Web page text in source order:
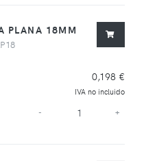
PLANA 18MM
0,198 €
IVA no incluido
- +